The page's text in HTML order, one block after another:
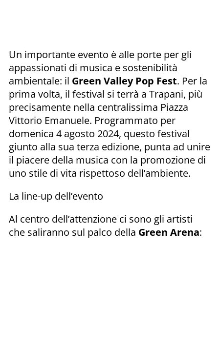
Un importante evento è alle porte per gli
appassionati di musica e sostenibilità
ambientale: il Green Valley Pop Fest. Per la
prima volta, il festival si terrà a Trapani, più
precisamente nella centralissima Piazza
Vittorio Emanuele. Programmato per
domenica 4 agosto 2024, questo festival
giunto alla sua terza edizione, punta ad unire
il piacere della musica con la promozione di
uno stile di vita rispettoso dell’ambiente.
La line-up dell’evento
Al centro dell’attenzione ci sono gli artisti
che saliranno sul palco della Green Arena: